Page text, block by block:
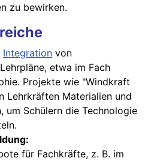
zu bewirken.
Integration von
etwa im Fach
Projekte wie "Windkraft
Lehrkräften Materialien und
um Schülern die Technologie
für Fachkräfte, z. B. im